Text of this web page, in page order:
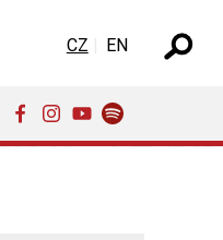
Zvolte jazyk
CZ EN